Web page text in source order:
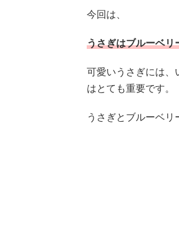
今回は、
うさぎはブルーベリ
可愛いうさぎには、
はとても重要です。
うさぎとブルーベ